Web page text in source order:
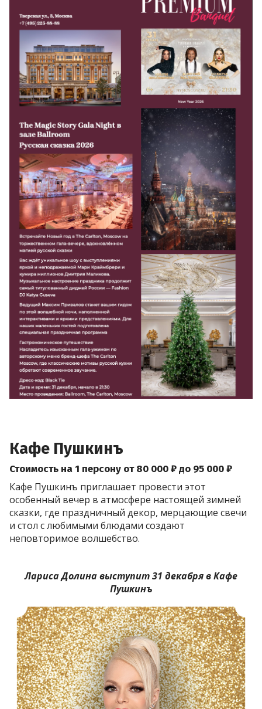
Кафе Пушкинъ
Стоимость на 1 персону от 80 000 ₽ до 95 000 ₽
Кафе Пушкинъ приглашает провести этот
особенный вечер в атмосфере настоящей зимней
сказки, где праздничный декор, мерцающие свечи
и стол с любимыми блюдами создают
неповторимое волшебство.
Лариса Долина выступит 31 декабря в Кафе
Пушкинъ